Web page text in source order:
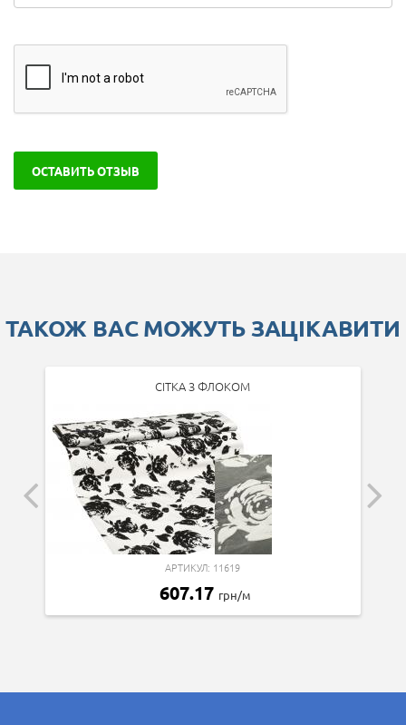
ОСТАВИТЬ ОТЗЫВ
ТАКОЖ ВАС МОЖУТЬ ЗАЦІКАВИТИ
СІТКА З ФЛОКОМ
АРТИКУЛ: 11619
607.17 грн/м